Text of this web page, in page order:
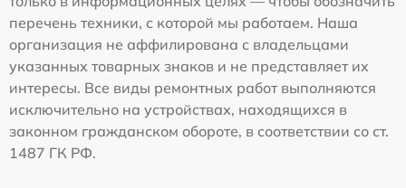
перечень техники, с которой мы работаем. Наша
организация не аффилирована с владельцами
указанных товарных знаков и не представляет их
интересы. Все виды ремонтных работ выполняются
исключительно на устройствах, находящихся в
законном гражданском обороте, в соответствии со ст.
1487 ГК РФ.